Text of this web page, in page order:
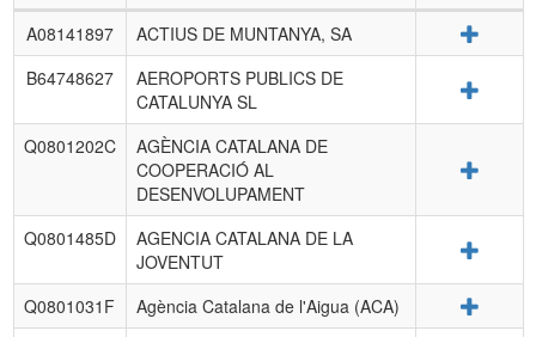
Listado
de
entidades
A08141897
ACTIUS DE MUNTANYA, SA
B64748627
AEROPORTS PUBLICS DE
CATALUNYA SL
Q0801202C
AGÈNCIA CATALANA DE
COOPERACIÓ AL
DESENVOLUPAMENT
Q0801485D
AGENCIA CATALANA DE LA
JOVENTUT
Q0801031F Agència Catalana de l'Aigua (ACA)